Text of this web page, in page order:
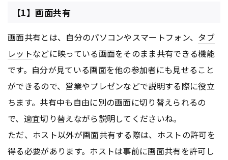
【1】画面共有
画面共有とは、自分のパソコンやスマートフォン、 タブ
レットなどに映っている画面をそのまま共有できる機能
です。自分が見ている画面を他の参加者にも見せること
ができるので、営業やプレゼンなどで説明する際に役立
ちます。共有中も自由に別の画面に切り替えられるの
で、適宜切り替えながら説明してくださいね。
ただ、ホスト以外が画面共有する際は、ホストの許可を
得る必要があります。ホストは事前に画面共有を許可し